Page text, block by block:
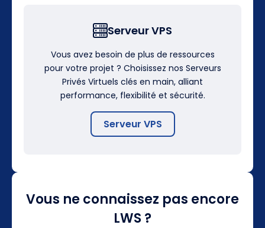
Serveur VPS
Vous avez besoin de plus de ressources
pour votre projet ? Choisissez nos Serveurs
Privés Virtuels clés en main, alliant
performance, flexibilité et sécurité.
Serveur VPS
Vous ne connaissez pas encore
LWS ?